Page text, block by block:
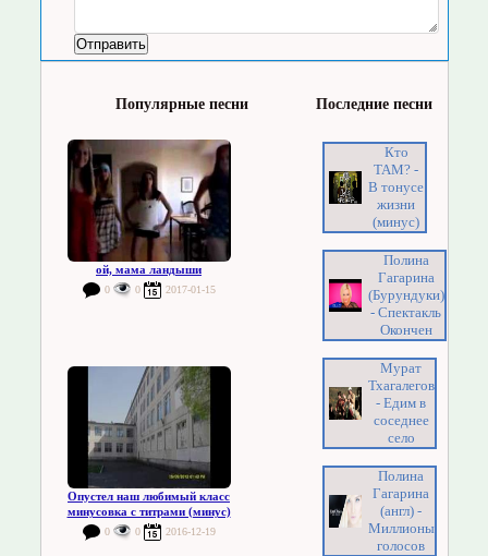
Популярные песни
ой, мама ландыши
0 0 2017-01-15
Опустел наш любимый класс
минусовка с титрами (минус)
0 0 2016-12-19
Последние песни
Кто
ТАМ? -
В тонусе
жизни
(минус)
Полина
Гагарина
(Бурундуки)
- Спектакль
Окончен
Мурат
Тхагалегов
- Едим в
соседнее
село
Полина
Гагарина
(англ) -
Миллионы
голосов